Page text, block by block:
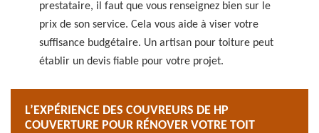
prestataire, il faut que vous renseignez bien sur le
prix de son service. Cela vous aide à viser votre
suffisance budgétaire. Un artisan pour toiture peut
établir un devis fiable pour votre projet.
L’EXPÉRIENCE DES COUVREURS DE HP
COUVERTURE POUR RÉNOVER VOTRE TOIT